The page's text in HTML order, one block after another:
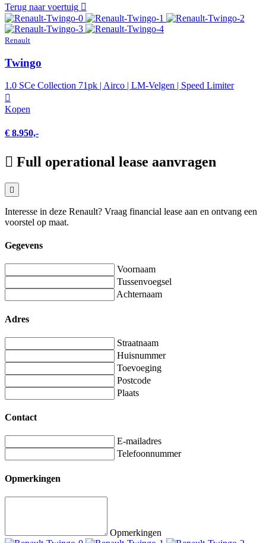
Terug naar voertuig
Renault
Twingo
1.0 SCe Collection 71pk | Airco | LM-Velgen | Speed Limiter
Kopen
€ 8.950,-
Full operational lease aanvragen
Interesse in deze Renault? Vraag financial lease aan en ontvang een
voorstel op maat.
Gegevens
Voornaam
Tussenvoegsel
Achternaam
Adres
Straatnaam
Huisnummer
Toevoeging
Postcode
Plaats
Contact
E-mailadres
Telefoonnummer
Opmerkingen
Opmerkingen